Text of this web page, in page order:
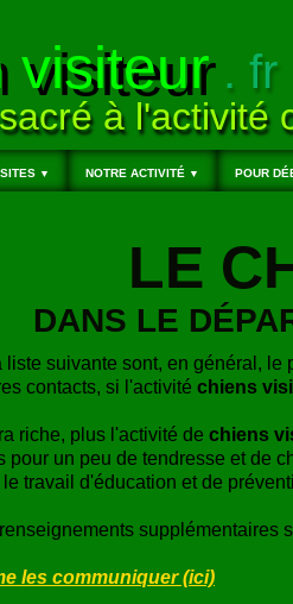
visiteur. fr
à l'activité
▼ NOTRE ACTIVITÉ ▼ POUR
LE
DANS LE
liste suivante sont, en général,
contacts, si l'activité chiens
riche, plus l'activité de chiens
pour un peu de tendresse et de
travail d'éducation et de
supplémentaires
les communiquer (ici)